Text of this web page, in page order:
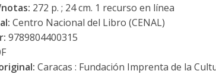
272 p. ; 24 cm. 1 recurso en línea
Centro Nacional del Libro (CENAL)
9789804400315
Caracas : Fundación Imprenta de la